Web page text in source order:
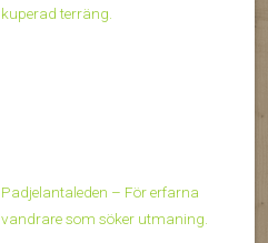
kuperad terräng.
Padjelantaleden – För erfarna
vandrare som söker utmaning.